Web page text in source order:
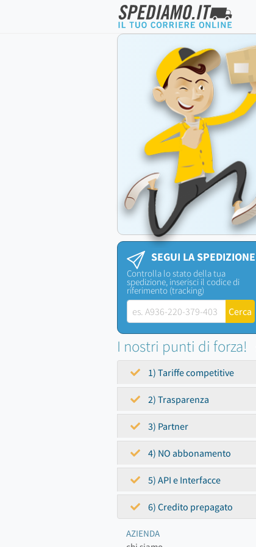
SEGUI LA SPEDIZIONE
Controlla lo stato della tua
spedizione, inserisci il codice di
riferimento (tracking)
I nostri punti di forza!
1) Tariffe competitive
2) Trasparenza
3) Partner
4) NO abbonamento
5) API e Interfacce
6) Credito prepagato
AZIENDA